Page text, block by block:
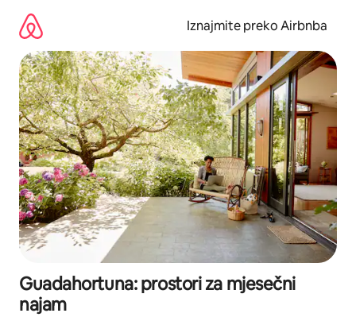
sadržaj
Iznajmite preko Airbnba
Guadahortuna: prostori za mjesečni
najam